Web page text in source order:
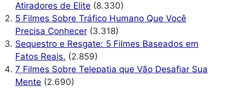
Atiradores de Elite (8.330)
5 Filmes Sobre Tráfico Humano Que Você
Precisa Conhecer (3.318)
Sequestro e Resgate: 5 Filmes Baseados em
Fatos Reais. (2.859)
7 Filmes Sobre Telepatia que Vão Desafiar Sua
Mente (2.690)